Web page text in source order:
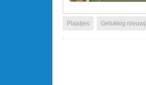
Plaatjes Gelukkig